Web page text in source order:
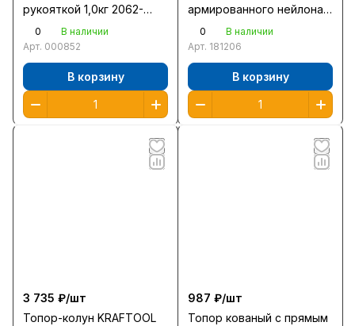
рукояткой 1,0кг 2062-
10/056-1000 /6/
0
В наличии
Арт. 000852
В корзину
армированного нейлона
710мм 2,45кг 20660-25
0
В наличии
Арт. 181206
В корзину
3 735 ₽/шт
Топор-колун KRAFTOOL
987 ₽/шт
Топор кованый с прямым